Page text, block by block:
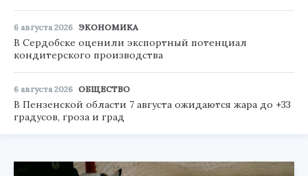
6 августа 2026 ЭКОНОМИКА
В Сердобске оценили экспортный потенциал
кондитерского производства
6 августа 2026 ОБЩЕСТВО
В Пензенской области 7 августа ожидаются жара до +33
градусов, гроза и град